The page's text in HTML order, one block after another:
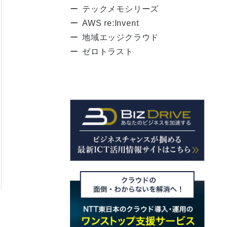
テックメモシリーズ
AWS re:Invent
地域エッジクラウド
ゼロトラスト